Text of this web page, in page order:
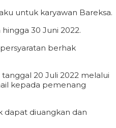
untuk karyawan Bareksa.
30 Juni 2022.
berhak
20 Juli 2022 melalui
kepada pemenang
dapat diuangkan dan